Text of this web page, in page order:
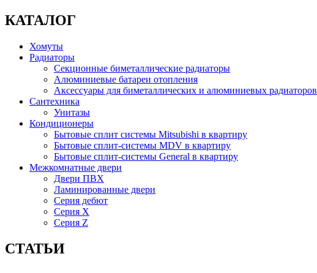
КАТАЛОГ
Хомуты
Радиаторы
Секционные биметаллические радиаторы
Алюминиевые батареи отопления
Аксессуары для биметаллических и алюминиевых радиаторов
Сантехника
Унитазы
Кондиционеры
Бытовые сплит системы Mitsubishi в квартиру
Бытовые сплит-системы MDV в квартиру
Бытовые сплит-системы General в квартиру
Межкомнатные двери
Двери ПВХ
Ламинированные двери
Серия дебют
Серия X
Серия Z
СТАТЬИ